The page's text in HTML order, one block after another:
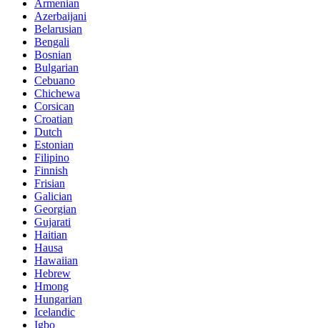
Armenian
Azerbaijani
Belarusian
Bengali
Bosnian
Bulgarian
Cebuano
Chichewa
Corsican
Croatian
Dutch
Estonian
Filipino
Finnish
Frisian
Galician
Georgian
Gujarati
Haitian
Hausa
Hawaiian
Hebrew
Hmong
Hungarian
Icelandic
Igbo